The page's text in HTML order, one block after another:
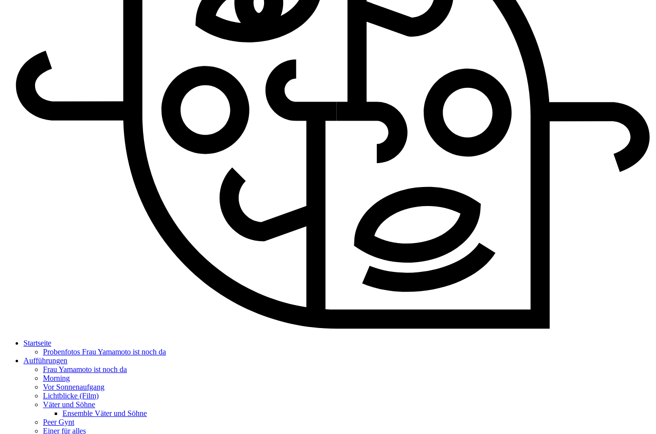
Startseite
Probenfotos Frau Yamamoto ist noch da
Aufführungen
Frau Yamamoto ist noch da
Morning
Vor Sonnenaufgang
Lichtblicke (Film)
Väter und Söhne
Ensemble Väter und Söhne
Peer Gynt
Einer für alles